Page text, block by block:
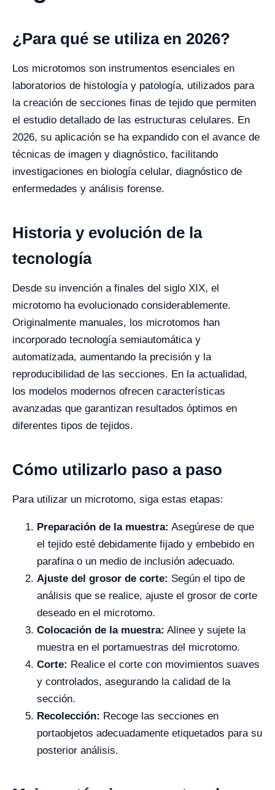
¿Para qué se utiliza en 2026?
Los microtomos son instrumentos esenciales en
laboratorios de histología y patología, utilizados para
la creación de secciones finas de tejido que permiten
el estudio detallado de las estructuras celulares. En
2026, su aplicación se ha expandido con el avance de
técnicas de imagen y diagnóstico, facilitando
investigaciones en biología celular, diagnóstico de
enfermedades y análisis forense.
Historia y evolución de la
tecnología
Desde su invención a finales del siglo XIX, el
microtomo ha evolucionado considerablemente.
Originalmente manuales, los microtomos han
incorporado tecnología semiautomática y
automatizada, aumentando la precisión y la
reproducibilidad de las secciones. En la actualidad,
los modelos modernos ofrecen características
avanzadas que garantizan resultados óptimos en
diferentes tipos de tejidos.
Cómo utilizarlo paso a paso
Para utilizar un microtomo, siga estas etapas:
Preparación de la muestra: Asegúrese de que
el tejido esté debidamente fijado y embebido en
parafina o un medio de inclusión adecuado.
Ajuste del grosor de corte: Según el tipo de
análisis que se realice, ajuste el grosor de corte
deseado en el microtomo.
Colocación de la muestra: Alinee y sujete la
muestra en el portamuestras del microtomo.
Corte: Realice el corte con movimientos suaves
y controlados, asegurando la calidad de la
sección.
Recolección: Recoge las secciones en
portaobjetos adecuadamente etiquetados para su
posterior análisis.